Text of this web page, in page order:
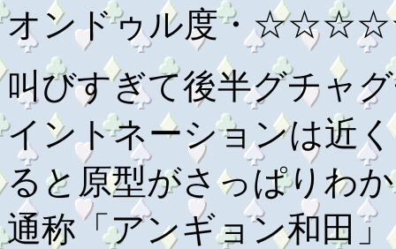
オンドゥル度・
叫びすぎて後半グチャ
イントネーションは近
ると原型がさっぱりわ
通称「アンギョン和田